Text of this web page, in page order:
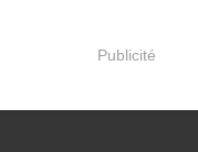
Publicité